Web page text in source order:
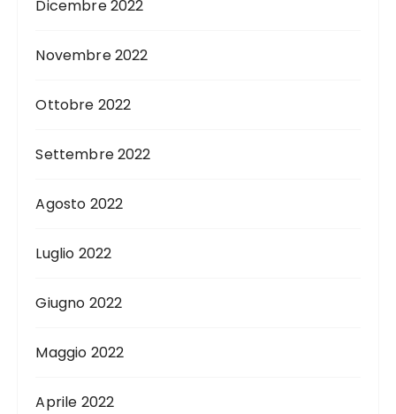
Dicembre 2022
Novembre 2022
Ottobre 2022
Settembre 2022
Agosto 2022
Luglio 2022
Giugno 2022
Maggio 2022
Aprile 2022